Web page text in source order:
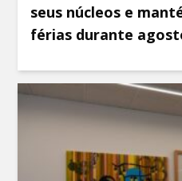
seus núcleos e
férias durante